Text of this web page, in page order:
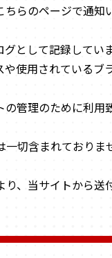
らのページで通知
として記録していま
使用されている
管理のために利
切含まれており
、当サイトから